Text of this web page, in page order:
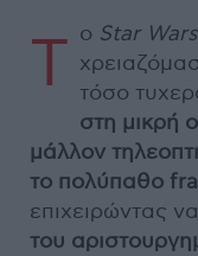
Τ ο Star Wars
τόσο
στη μικρή
μάλλον
το πολύπαθο
επιχειρώντας
του